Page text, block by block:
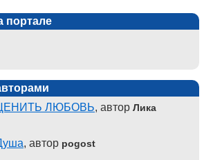
портале
ЛЮБОВЬ, автор Лика
, автор pogost